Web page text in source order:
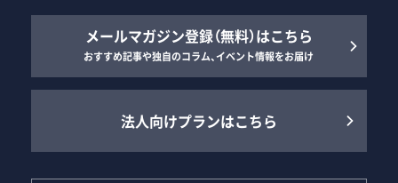
メールマガジン登録（無料）はこちら
おすすめ記事や独自のコラム、イベント情報をお届け
法人向けプランはこちら